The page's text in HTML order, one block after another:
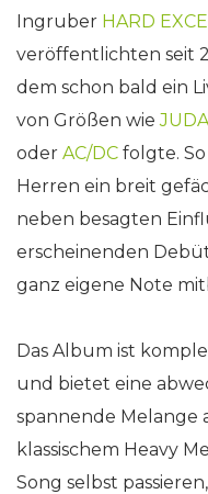
Ingruber HARD
veröffentlichten seit
dem schon bald ein
von Größen wie
oder AC/DC folgte. So
Herren ein breit
neben besagten
erscheinenden
ganz eigene Note
Das Album ist
und bietet eine
spannende Melange
klassischem Heavy
Song selbst